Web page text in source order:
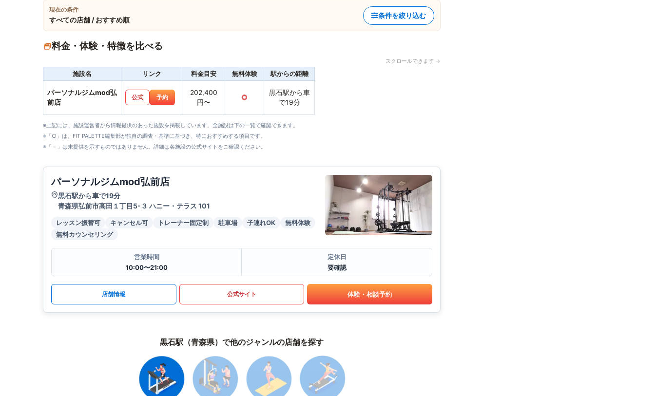
現在の条件
すべての店舗 / おすすめ順
条件を絞り込む
料金・体験・特徴を比べる
スクロールできます →
施設名 リンク 料金目安 無料体験 駅からの距離
パーソナルジムmod弘
前店
公式 予約
202,400
円〜
○
黒石駅から車
で19分
※上記には、施設運営者から情報提供のあった施設を掲載しています。全施設は下の一覧で確認できます。
※「○」は、FIT PALETTE編集部が独自の調査・基準に基づき、特におすすめする項目です。
※「－」は未提供を示すものではありません。詳細は各施設の公式サイトをご確認ください。
パーソナルジムmod弘前店
黒石駅から車で19分
青森県弘前市高田１丁目5-３ ハニー・テラス 101
レッスン振替可 キャンセル可 トレーナー固定制 駐車場 子連れOK
無料体験
無料カウンセリング
営業時間
10:00〜21:00
定休日
要確認
店舗情報 公式サイト 体験・相談予約
黒石駅（青森県）で他のジャンルの店舗を探す